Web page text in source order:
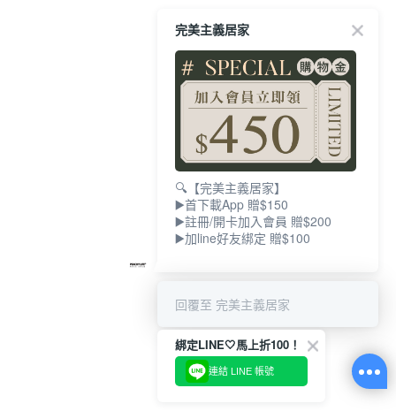
完美主義居家
🔍【完美主義居家】
▶️首下載App 贈$150
▶️註冊/開卡加入會員 贈$200
▶️加line好友綁定 贈$100
回覆至 完美主義居家
綁定LINE🤍馬上折100！
連結 LINE 帳號